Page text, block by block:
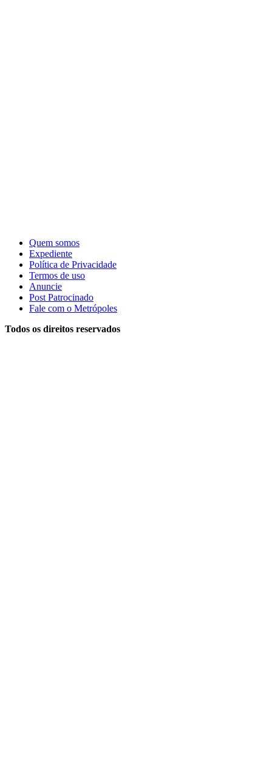
Quem somos
Expediente
Política de Privacidade
Termos de uso
Anuncie
Post Patrocinado
Fale com o Metrópoles
Todos os direitos reservados